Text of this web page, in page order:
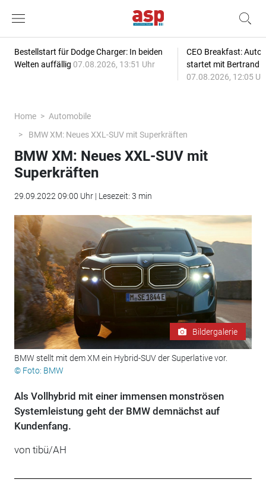
Bestellstart für Dodge Charger: In beiden
Welten auffällig 07.08.2026, 13:51 Uhr
CEO Breakfast:
startet mit Bertrand
07.08.2026, 12:05
Home
Automobile
BMW XM: Neues XXL-SUV mit Superkräften
BMW XM: Neues XXL-SUV mit
Superkräften
29.09.2022 09:00 Uhr | Lesezeit: 3 min
Bildergalerie
BMW stellt mit dem XM ein Hybrid-SUV der Superlative vor.
© Foto: BMW
Als Vollhybrid mit einer immensen monströsen
Systemleistung geht der BMW demnächst auf
Kundenfang.
von tibü/AH